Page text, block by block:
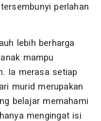
perlahan
lebih berharga
mampu
Ia merasa setiap
murid merupakan
belajar memahami
mengingat isi